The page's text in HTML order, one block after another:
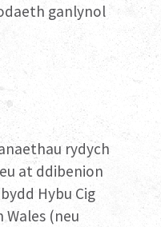
ganlynol
rydych
at ddibenion
Hybu Cig
(neu